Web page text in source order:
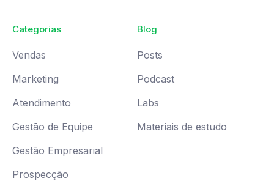
Categorias
Vendas
Marketing
Atendimento
Gestão de Equipe
Gestão Empresarial
Prospecção
Blog
Posts
Podcast
Labs
Materiais de estudo